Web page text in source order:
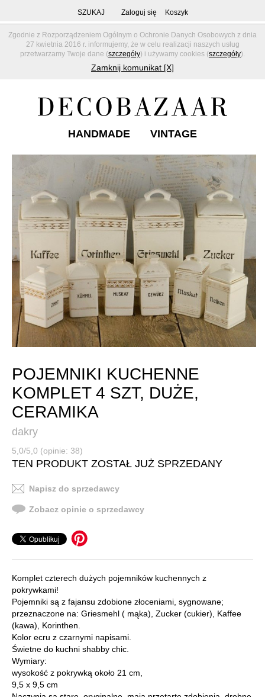
Zgodnie z Rozporządzeniem Ogólnym o Ochronie Danych Osobowych z dnia
27 kwietnia 2016 r. informujemy, że w celu realizacji naszych usług
przetwarzamy Twoje dane (szczegóły) i używamy cookies (szczegóły).
Zamknij komunikat [X]
SZUKAJ Zaloguj się Koszyk
HANDMADE VINTAGE
POJEMNIKI KUCHENNE
KOMPLET 4 SZT, DUŻE,
CERAMIKA
dakry
5,0/5,0 (opinie: 38)
TEN PRODUKT ZOSTAŁ JUŻ SPRZEDANY
Napisz do sprzedawcy
Zobacz opinie o sprzedawcy
Komplet czterech dużych pojemników kuchennych z
pokrywkami!
Pojemniki są z fajansu zdobione złoceniami, sygnowane;
przeznaczone na: Griesmehl ( mąka), Zucker (cukier), Kaffee
(kawa), Korinthen.
Kolor ecru z czarnymi napisami.
Świetne do kuchni shabby chic.
Wymiary:
wysokość z pokrywką około 21 cm,
9,5 x 9,5 cm